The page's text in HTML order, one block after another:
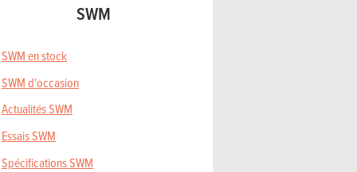
SWM
SWM en stock
SWM d'occasion
Actualités SWM
Essais SWM
Spécifications SWM